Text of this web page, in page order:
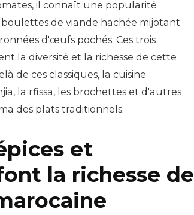
il connaît une popularité
de viande hachée mijotant
d'œufs pochés. Ces trois
la diversité et la richesse de cette
de ces classiques, la cuisine
la rfissa, les brochettes et d'autres
des plats traditionnels.
et
la richesse de